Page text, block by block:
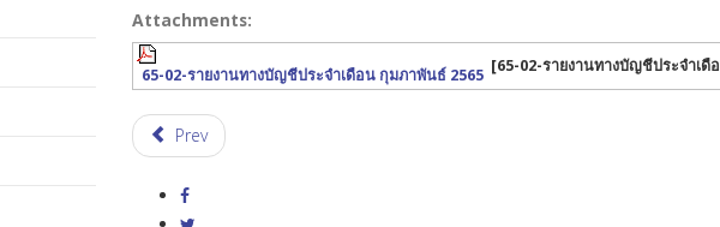
Attachments:
65-02-รายงานทางบัญชีประจำเดือน กุมภาพันธ์ 2565 [65-02-รายงานทางบัญชีประจำเดื
Prev